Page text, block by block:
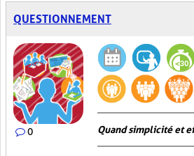
QUESTIONNEMENT
0 Quand simplicité et